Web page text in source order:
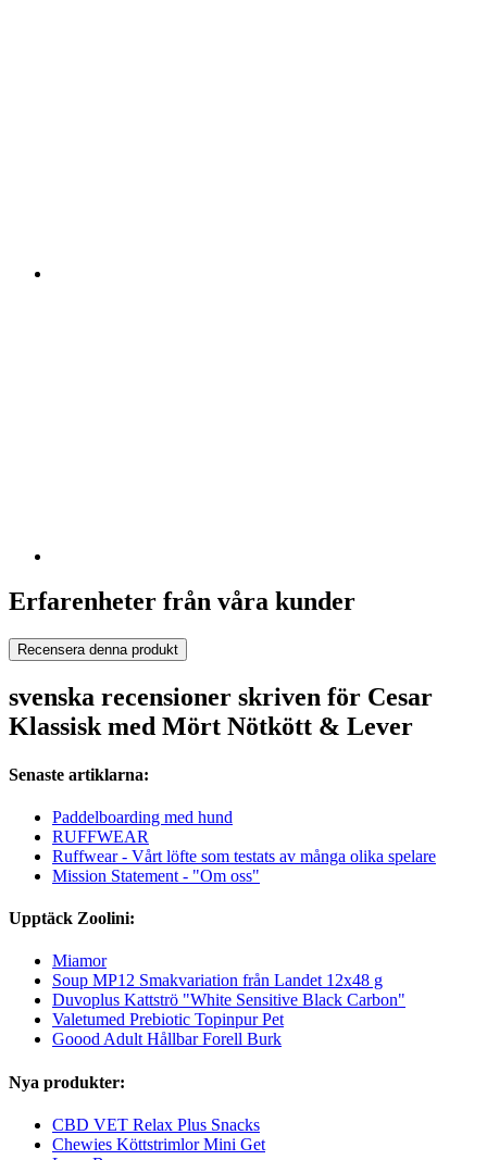
Erfarenheter från våra kunder
Recensera denna produkt
svenska recensioner skriven för Cesar
Klassisk med Mört Nötkött & Lever
Senaste artiklarna:
Paddelboarding med hund
RUFFWEAR
Ruffwear - Vårt löfte som testats av många olika spelare
Mission Statement - "Om oss"
Upptäck Zoolini:
Miamor
Soup MP12 Smakvariation från Landet 12x48 g
Duvoplus Kattströ "White Sensitive Black Carbon"
Valetumed Prebiotic Topinpur Pet
Goood Adult Hållbar Forell Burk
Nya produkter:
CBD VET Relax Plus Snacks
Chewies Köttstrimlor Mini Get